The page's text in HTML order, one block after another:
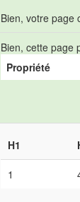
Bien, votre page
Bien, cette page
Propriété
H1
1